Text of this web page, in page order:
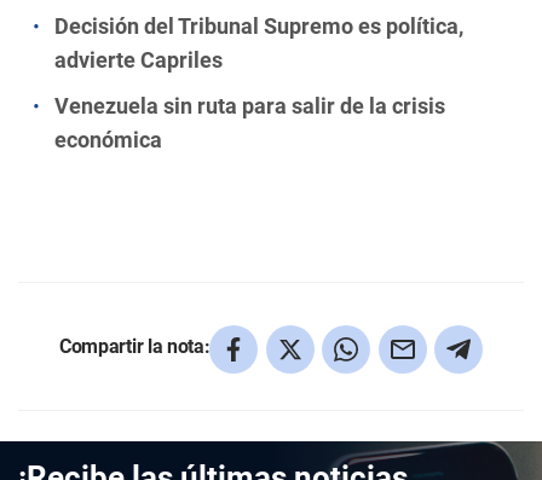
Decisión del Tribunal Supremo es política,
advierte Capriles
Venezuela sin ruta para salir de la crisis
económica
Compartir la nota: